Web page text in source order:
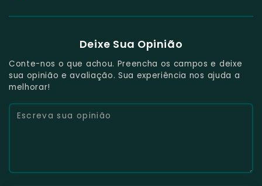
Deixe Sua Opinião
Conte-nos o que achou. Preencha os campos e deixe
sua opinião e avaliação. Sua experiência nos ajuda a
melhorar!